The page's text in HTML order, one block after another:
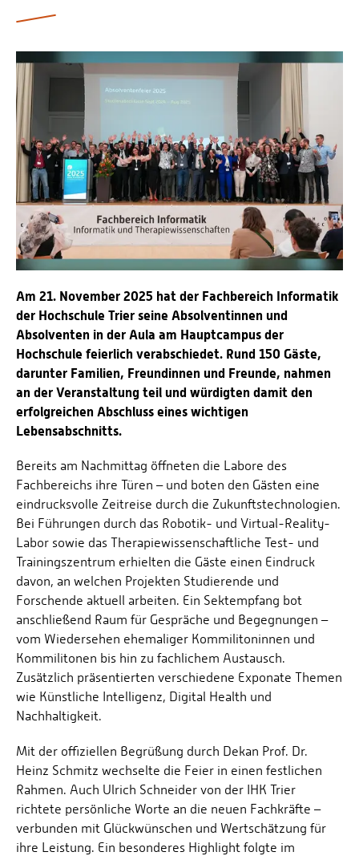
Personalvertretungen
Informationssicherheit
Personalentwicklung
Personensuche
Am 21. November 2025 hat der Fachbereich Informatik
der Hochschule Trier seine Absolventinnen und
Absolventen in der Aula am Hauptcampus der
Hochschule feierlich verabschiedet. Rund 150 Gäste,
darunter Familien, Freundinnen und Freunde, nahmen
an der Veranstaltung teil und würdigten damit den
erfolgreichen Abschluss eines wichtigen
Lebensabschnitts.
Bereits am Nachmittag öffneten die Labore des
Fachbereichs ihre Türen – und boten den Gästen eine
eindrucksvolle Zeitreise durch die Zukunftstechnologien.
Bei Führungen durch das Robotik- und Virtual-Reality-
Labor sowie das Therapiewissenschaftliche Test- und
Trainingszentrum erhielten die Gäste einen Eindruck
davon, an welchen Projekten Studierende und
Forschende aktuell arbeiten. Ein Sektempfang bot
anschließend Raum für Gespräche und Begegnungen –
vom Wiedersehen ehemaliger Kommilitoninnen und
Kommilitonen bis hin zu fachlichem Austausch.
Zusätzlich präsentierten verschiedene Exponate Themen
wie Künstliche Intelligenz, Digital Health und
Nachhaltigkeit.
Mit der offiziellen Begrüßung durch Dekan Prof. Dr.
Heinz Schmitz wechselte die Feier in einen festlichen
Rahmen. Auch Ulrich Schneider von der IHK Trier
richtete persönliche Worte an die neuen Fachkräfte –
verbunden mit Glückwünschen und Wertschätzung für
ihre Leistung. Ein besonderes Highlight folgte im